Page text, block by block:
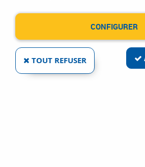
découvrez notre gamme de disque
proposons également toute une
tronçonner adapté aux machines fixes
portatives.
Afin d'affûter vos lames de scie, nous
vous une meule d'affûtage pour lame de
avec notre gamme de brosses circulaires.
CONFIGURER
TOUT REFUSER